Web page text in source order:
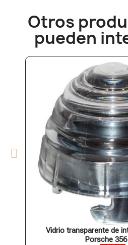
Otros
pueden
Vidrio transparente de
Porsche